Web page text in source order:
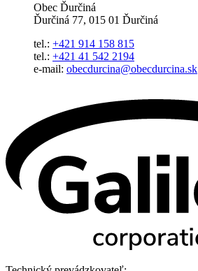
Obec Ďurčiná
Ďurčiná 77, 015 01 Ďurčiná
tel.: +421 914 158 815
tel.: +421 41 542 2194
e-mail: obecdurcina@obecdurcina.sk